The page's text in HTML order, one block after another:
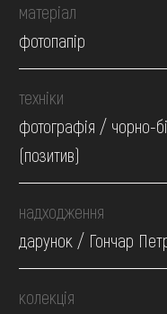
матеріал
фотопапір
техніки
фотографія / чорно-
(позитив)
надходження
дарунок / Гончар
колекція